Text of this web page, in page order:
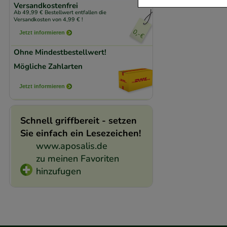
Versandkostenfrei
Ab 49,99 € Bestellwert entfallen die
Versandkosten von 4,99 € !
Jetzt informieren
Ohne Mindestbestellwert!
Mögliche Zahlarten
Jetzt informieren
Schnell griffbereit - setzen
Sie einfach ein Lesezeichen!
www.aposalis.de
zu meinen Favoriten
hinzufugen